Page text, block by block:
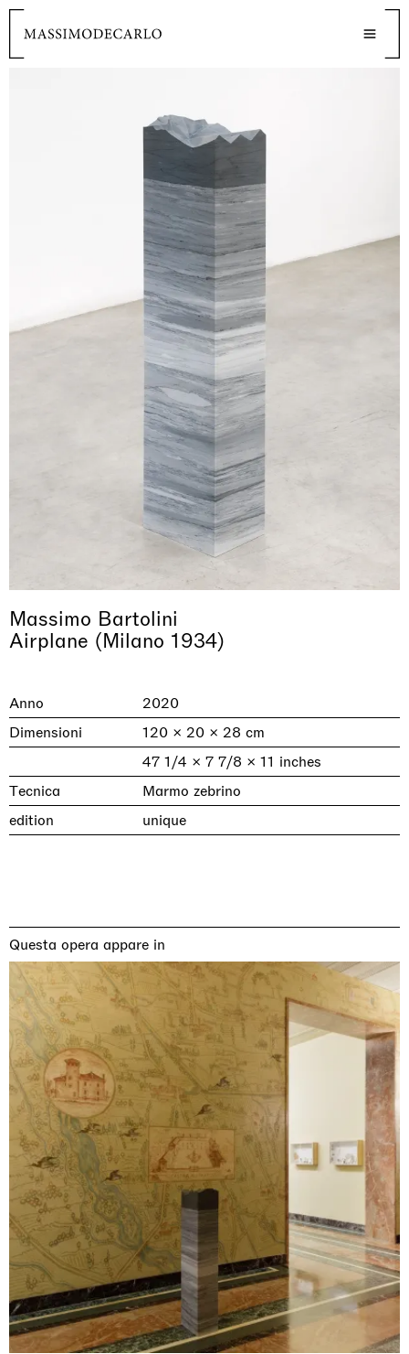
Massimo Bartolini
Airplane (Milano 1934)
Anno
2020
Dimensioni
120 × 20 × 28 cm
47 1/4 × 7 7/8 × 11 inches
Tecnica
Marmo zebrino
edition
unique
Questa opera appare in
Why the Butterflies
MASSIMODECARLO, Hong Kong
26.06.2026 | 07.10.2026
The Land is Speaking
MASSIMODECARLO London, London
25.06.2026 | 21.08.2026
Imitation of life (Imitare la vita)
Giovanni Valdarno
06.06.2026 | 20.09.2026
Awakened
Mahkjip THEILMA Seoul Flagship Store, Seoul
29.08.2026 | 05.09.2026
One Table, Two Chairs 一桌二椅
MASSIMODECARLO, London
03.09.2026 | 07.10.2026
& una certa massa alla base di tutto /
& determined mass at the base of it all
MASSIMODECARLO, Milano
10.09.2026 | 10.10.2026
Rat-A-Hum-Tat-Tat-Rat-A-Hum-Tat-
Tat
MASSIMODECARLO Pièce Unique, Paris
01.09.2026 | 12.09.2026
Mostre in corso
Why the Butterflies
Hong Kong
26.06.2026 | 07.10.2026
Nicole Wittenberg